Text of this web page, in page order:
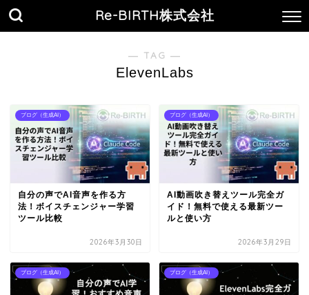
Re-BIRTH株式会社
― TAG ―
ElevenLabs
ブログ（生成AI）
自分の声でAI音声を作る方
法！ボイスチェンジャー学習
ツール比較
2026年3月30日
ブログ（生成AI）
AI動画吹き替えツール完全ガ
イド！無料で使える最新ツー
ルと使い方
2026年3月29日
ブログ（生成AI） ブログ（生成AI）